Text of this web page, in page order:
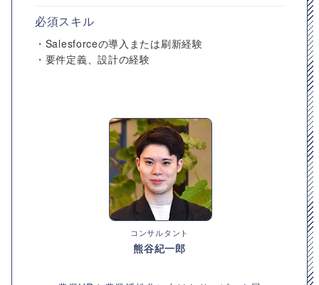
必須スキル
・Salesforceの導入または刷新経験
・要件定義、設計の経験
コンサルタント
熊谷紀一郎